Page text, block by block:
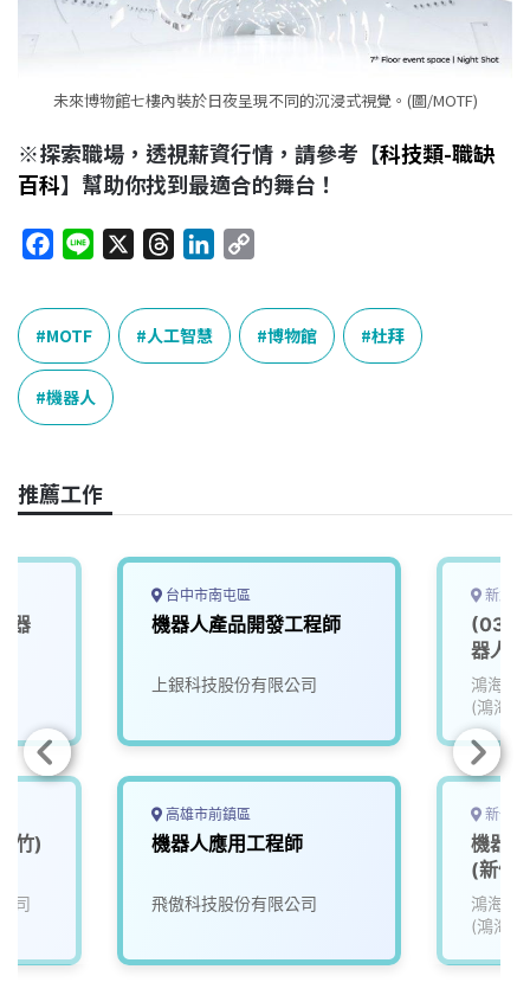
未來博物館七樓內裝於日夜呈現不同的沉浸式視覺。(圖/MOTF)
※探索職場，透視薪資行情，請參考【科技類-職缺
百科】幫助你找到最適合的舞台！
c
e
b
o
o
n
r
e
a
n
e
p
y
L
MOTF 人工智慧 博物館 杜拜
機器人
推薦工作
器
竹)
司
台中市南屯區
機器人產品開發工程師
上銀科技股份有限公司
高雄市前鎮區
機器人應用工程師
飛傲科技股份有限公司
新北
(03)
器人
鴻海精
(鴻海)
新竹
機器
(新竹)
鴻海精
(鴻海)